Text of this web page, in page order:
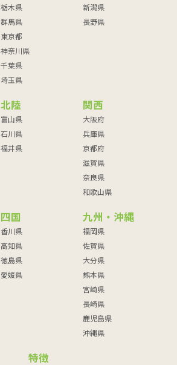
栃木県
群馬県
東京都
神奈川県
千葉県
埼玉県
新潟県
長野県
北陸
富山県
石川県
福井県
関西
大阪府
兵庫県
京都府
滋賀県
奈良県
和歌山県
四国
香川県
高知県
徳島県
愛媛県
九州・沖縄
福岡県
佐賀県
大分県
熊本県
宮崎県
長崎県
鹿児島県
沖縄県
特徴